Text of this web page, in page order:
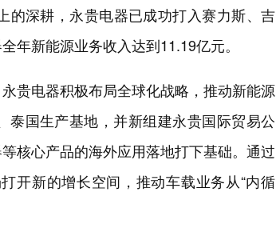
的深耕，永贵电器已成功打入赛力斯、吉
年新能源业务收入达到11.19亿元。
贵电器积极布局全球化战略，推动新能源
泰国生产基地，并新组建永贵国际贸易公
核心产品的海外应用落地打下基础。通过
开新的增长空间，推动车载业务从“内循